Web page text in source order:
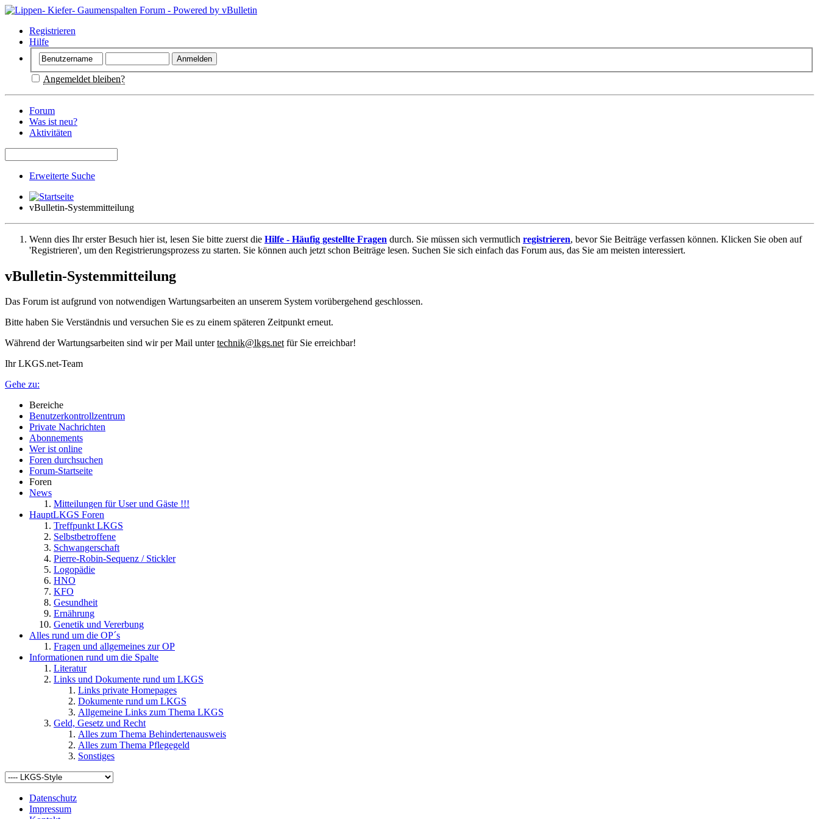
Registrieren
Hilfe
Angemeldet bleiben?
Forum
Was ist neu?
Aktivitäten
Erweiterte Suche
vBulletin-Systemmitteilung
Wenn dies Ihr erster Besuch hier ist, lesen Sie bitte zuerst die Hilfe - Häufig gestellte Fragen durch. Sie müssen sich vermutlich registrieren, bevor Sie Beiträge verfassen können. Klicken Sie oben auf
'Registrieren', um den Registrierungsprozess zu starten. Sie können auch jetzt schon Beiträge lesen. Suchen Sie sich einfach das Forum aus, das Sie am meisten interessiert.
vBulletin-Systemmitteilung
Das Forum ist aufgrund von notwendigen Wartungsarbeiten an unserem System vorübergehend geschlossen.
Bitte haben Sie Verständnis und versuchen Sie es zu einem späteren Zeitpunkt erneut.
Während der Wartungsarbeiten sind wir per Mail untertechnik@lkgs.netfür Sie erreichbar!
Ihr LKGS.net-Team
Gehe zu:
Bereiche
Benutzerkontrollzentrum
Private Nachrichten
Abonnements
Wer ist online
Foren durchsuchen
Forum-Startseite
Foren
News
Mitteilungen für User und Gäste !!!
HauptLKGS Foren
Treffpunkt LKGS
Selbstbetroffene
Schwangerschaft
Pierre-Robin-Sequenz / Stickler
Logopädie
HNO
KFO
Gesundheit
Ernährung
Genetik und Vererbung
Alles rund um die OP´s
Fragen und allgemeines zur OP
Informationen rund um die Spalte
Literatur
Links und Dokumente rund um LKGS
Links private Homepages
Dokumente rund um LKGS
Allgemeine Links zum Thema LKGS
Geld, Gesetz und Recht
Alles zum Thema Behindertenausweis
Alles zum Thema Pflegegeld
Sonstiges
Datenschutz
Impressum